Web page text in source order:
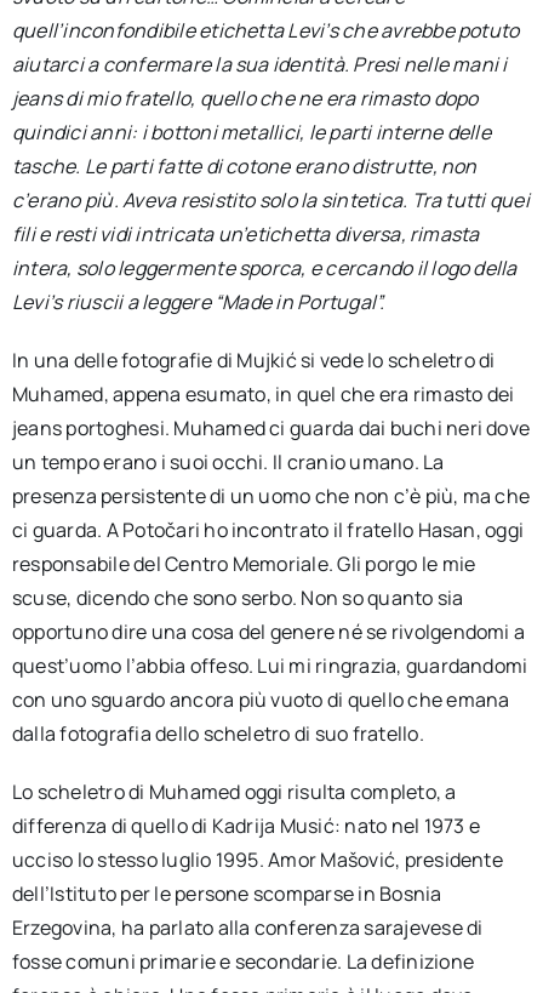
quell’inconfondibile etichetta Levi’s che avrebbe potuto
aiutarci a confermare la sua identità. Presi nelle mani i
jeans di mio fratello, quello che ne era rimasto dopo
quindici anni: i bottoni metallici, le parti interne delle
tasche. Le parti fatte di cotone erano distrutte, non
c’erano più. Aveva resistito solo la sintetica. Tra tutti quei
fili e resti vidi intricata un’etichetta diversa, rimasta
intera, solo leggermente sporca, e cercando il logo della
Levi’s riuscii a leggere “Made in Portugal”.
In una delle fotografie di Mujkić si vede lo scheletro di
Muhamed, appena esumato, in quel che era rimasto dei
jeans portoghesi. Muhamed ci guarda dai buchi neri dove
un tempo erano i suoi occhi. Il cranio umano. La
presenza persistente di un uomo che non c’è più, ma che
ci guarda. A Potočari ho incontrato il fratello Hasan, oggi
responsabile del Centro Memoriale. Gli porgo le mie
scuse, dicendo che sono serbo. Non so quanto sia
opportuno dire una cosa del genere né se rivolgendomi a
quest’uomo l’abbia offeso. Lui mi ringrazia, guardandomi
con uno sguardo ancora più vuoto di quello che emana
dalla fotografia dello scheletro di suo fratello.
Lo scheletro di Muhamed oggi risulta completo, a
differenza di quello di Kadrija Musić: nato nel 1973 e
ucciso lo stesso luglio 1995. Amor Mašović, presidente
dell’Istituto per le persone scomparse in Bosnia
Erzegovina, ha parlato alla conferenza sarajevese di
fosse comuni primarie e secondarie. La definizione